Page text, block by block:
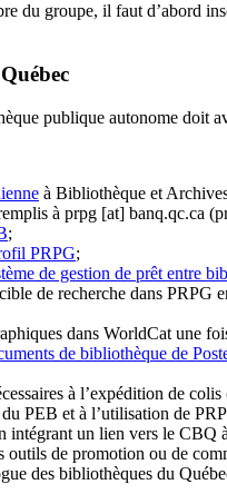
du groupe, il faut d’abord
publique autonome doit
à Bibliothèque et
à prpg [at] banq.qc.ca
;
PRPG;
de gestion de prêt entre
de recherche dans PRPG
dans WorldCat une
de bibliothèque de
à l’expédition de
PEB et à l’utilisation de
intégrant un lien vers le
de promotion ou de
des bibliothèques du